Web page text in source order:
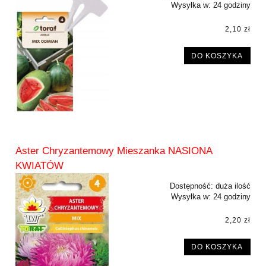
Wysyłka w: 24 godziny
2,10 zł
DO KOSZYKA
Aster Chryzantemowy Mieszanka NASIONA
KWIATÓW
Dostępność: duża ilość
Wysyłka w: 24 godziny
2,20 zł
DO KOSZYKA